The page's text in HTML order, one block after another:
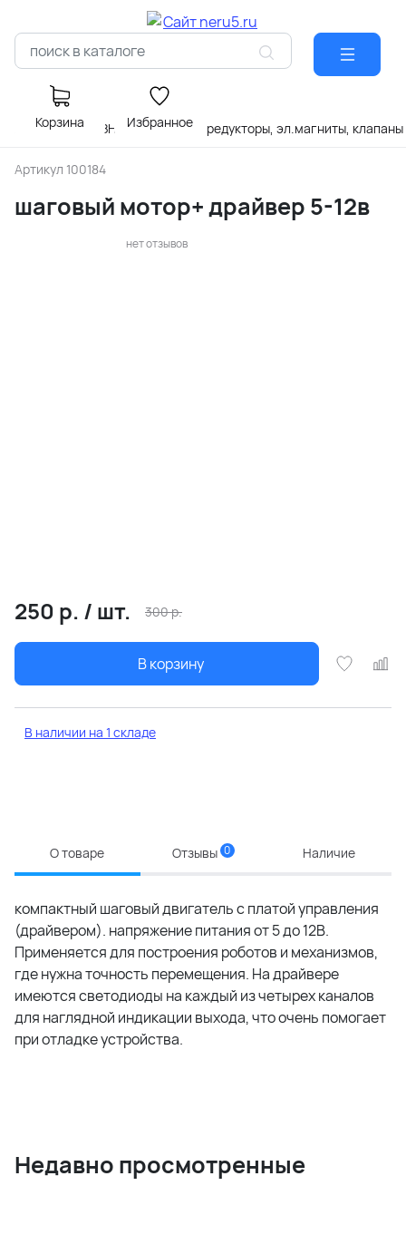
Корзина Избранное
Главная РАЗНОЕ моторы, редукторы, эл.магниты, клапаны
Артикул 100184
шаговый мотор+ драйвер 5-12в
нет отзывов
250 р. / шт. 300р.
В корзину
В наличии на 1 складе
О товаре Отзывы 0 Наличие
компактный шаговый двигатель с платой управления
(драйвером). напряжение питания от 5 до 12В.
Применяется для построения роботов и механизмов,
где нужна точность перемещения. На драйвере
имеются светодиоды на каждый из четырех каналов
для наглядной индикации выхода, что очень помогает
при отладке устройства.
Недавно просмотренные